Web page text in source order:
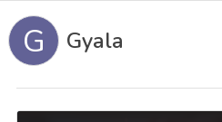
G Gyala